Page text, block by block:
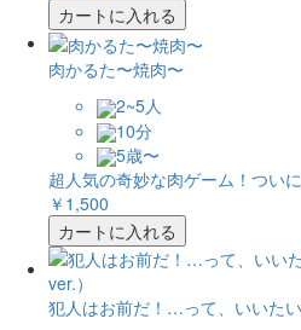
カートに入れる
肉かるた〜焼肉〜
2~5人
10分
5歳〜
超人気の奇妙な肉ゲーム！つい
￥1,500
カートに入れる
犯人はお前だ！…って、いいた